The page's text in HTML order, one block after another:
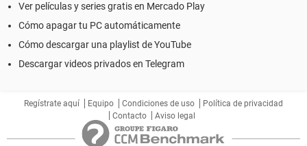
Ver películas y series gratis en Mercado Play
Cómo apagar tu PC automáticamente
Cómo descargar una playlist de YouTube
Descargar videos privados en Telegram
Regístrate aquí Equipo Condiciones de uso
Política de privacidad
Contacto
Aviso legal